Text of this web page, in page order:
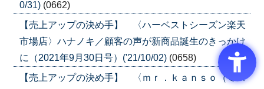
0/31) (0662)
【売上アップの決め手】 〈ハーベストシーズン楽天
市場店〉ハナノキ／顧客の声が新商品誕生のきっかけ
に（2021年9月30日号）('21/10/02) (0658)
【売上アップの決め手】 〈ｍｒ．ｋａｎｓｏ（ミス